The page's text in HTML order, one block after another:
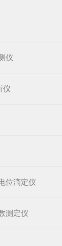
仪
仪
位滴定仪
测定仪